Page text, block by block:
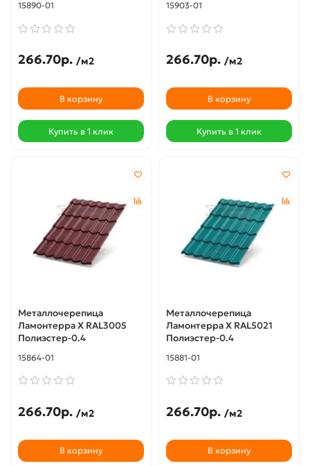
15890-01
266.70р. /м2
В корзину
Купить в 1 клик
15903-01
266.70р. /м2
В корзину
Купить в 1 клик
Металлочерепица
Ламонтерра X RAL3005
Полиэстер-0.4
15864-01
266.70р. /м2
В корзину
Металлочерепица
Ламонтерра X RAL5021
Полиэстер-0.4
15881-01
266.70р. /м2
В корзину